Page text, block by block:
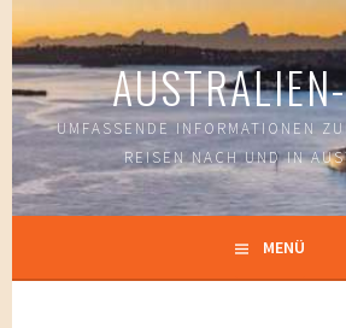
Springe
zum
Inhalt
UMFASSENDE INFORMATIONEN
REISEN NACH UND IN
MENÜ